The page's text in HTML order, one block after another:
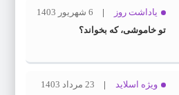
یاداشت روز
6 شهریور 1403
تو خاموشی، که بخواند؟
ویژه اسلاید
23 مرداد 1403